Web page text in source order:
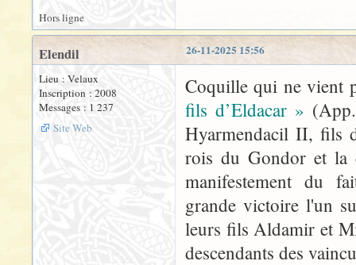
Hors ligne
26-11-2025 15:56
Elendil
Lieu : Velaux
Inscription : 2008
Messages : 1 237
Site Web
Coquille qui ne vient
fils d’Eldacar »
Hyarmendacil II, fils
rois du Gondor et la
manifestement du
grande victoire l'un
leurs fils Aldamir et
descendants des